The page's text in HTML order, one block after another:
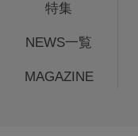
特集
NEWS一覧
MAGAZINE